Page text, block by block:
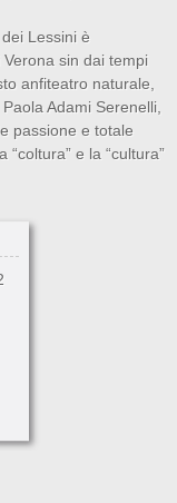
Lessini è
sin dai tempi
anfiteatro naturale,
Adami Serenelli,
passione e totale
e la “cultura”